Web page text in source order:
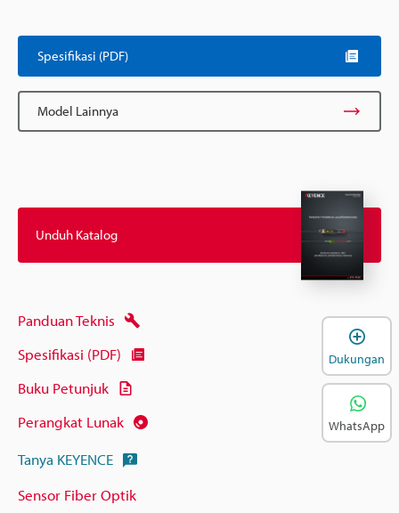
Spesifikasi (PDF)
Model Lainnya
Unduh Katalog
Panduan Teknis
Spesifikasi (PDF)
Buku Petunjuk
Perangkat Lunak
Tanya KEYENCE
Sensor Fiber Optik
Dukungan
WhatsApp